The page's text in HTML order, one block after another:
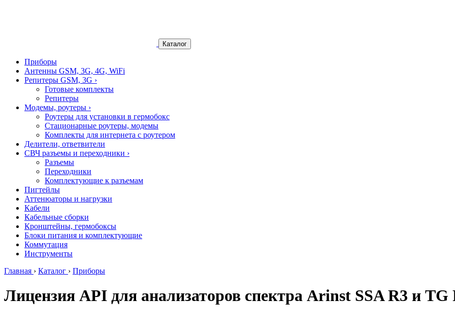
Каталог
Приборы
Антенны GSM, 3G, 4G, WiFi
Репитеры GSM, 3G ›
Готовые комплекты
Репитеры
Модемы, роутеры ›
Роутеры для установки в гермобокс
Стационарные роутеры, модемы
Комплекты для интернета с роутером
Делители, ответвители
СВЧ разъемы и переходники ›
Разъемы
Переходники
Комплектующие к разъемам
Пигтейлы
Аттенюаторы и нагрузки
Кабели
Кабельные сборки
Кронштейны, гермобоксы
Блоки питания и комплектующие
Коммутация
Инструменты
Главная › Каталог › Приборы
Лицензия API для анализаторов спектра Arinst SSA R3 и TG